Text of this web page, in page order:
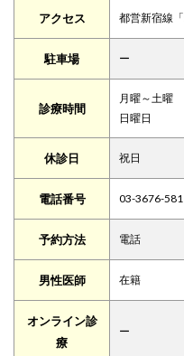
アクセス 都営新宿線
駐車場 ー
診療時間
月曜～土曜
日曜日
休診日 祝日
電話番号 03-3676-
予約方法 電話
男性医師 在籍
オンライン診
療
ー